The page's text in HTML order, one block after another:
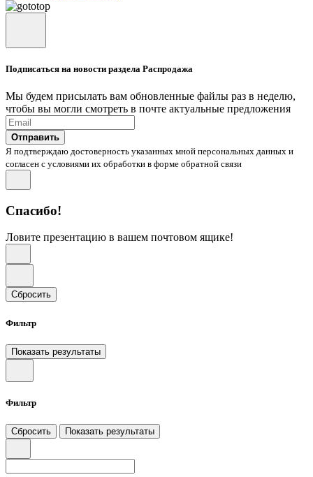
Подписаться на новости раздела Распродажа
Мы будем присылать вам обновленные файлы раз в неделю,
чтобы вы могли смотреть в почте актуальные предложения
Отправить
Я подтверждаю достоверность указанных мной персональных данных и
согласен с условиями их обработки в форме обратной связи
Спасибо!
Ловите презентацию в вашем почтовом ящике!
Сбросить
Фильтр
Показать результаты
Фильтр
Сбросить Показать результаты